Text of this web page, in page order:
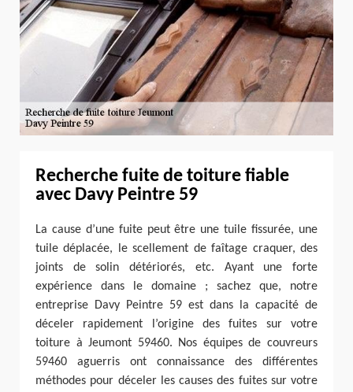
Recherche fuite de toiture fiable
avec Davy Peintre 59
La cause d’une fuite peut être une tuile fissurée, une
tuile déplacée, le scellement de faîtage craquer, des
joints de solin détériorés, etc. Ayant une forte
expérience dans le domaine ; sachez que, notre
entreprise Davy Peintre 59 est dans la capacité de
déceler rapidement l’origine des fuites sur votre
toiture à Jeumont 59460. Nos équipes de couvreurs
59460 aguerris ont connaissance des différentes
méthodes pour déceler les causes des fuites sur votre